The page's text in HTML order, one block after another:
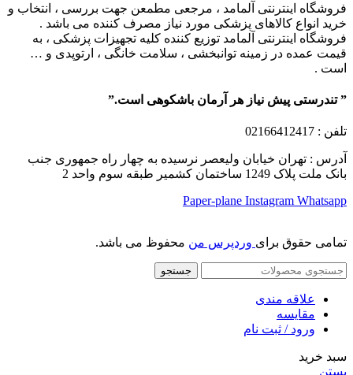
فروشگاه اینترنتی آلمامد ، مرجعی مطمعن جهت بررسی ، انتخاب و
خرید انواع کالاهای پزشکی مورد نیاز مصرف کننده می باشد .
فروشگاه اینترنتی آلمامد توزیع کننده کلیه تجهیزات پزشکی ، به
قیمت عمده در زمینه توانبخشی ، سلامت خانگی ، ارتوپدی و …
است .
” تندرستی پیش نیاز هر آرمان باشکوهی است.”
تلفن : 02166412417
آدرس : تهران خیابان ولیعصر نرسیده به چهار راه جمهوری جنب
بانک ملت پلاک 1249 ساختمان کشمیر طبقه سوم واحد 2
Paper-plane Instagram Whatsapp
تمامی حقوق برای وردپرس من محفوظ می باشد.
جستجو
علاقه مندی
مقایسه
ورود / ثبت نام
سبد خرید
بستن